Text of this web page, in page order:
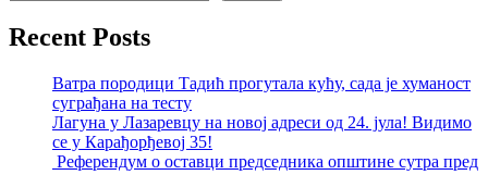
Recent Posts
Ватра породици Тадић прогутала кућу, сада је хуманост
суграђана на тесту
Лагуна у Лазаревцу на новој адреси од 24. јула! Видимо
се у Карађорђевој 35!
Референдум о оставци председника општине сутра пред